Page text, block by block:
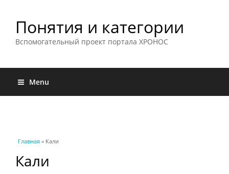
Понятия и категории
Вспомогательный проект портала ХРОНОС
Menu
Вы здесь
Главная » Кали
Кали